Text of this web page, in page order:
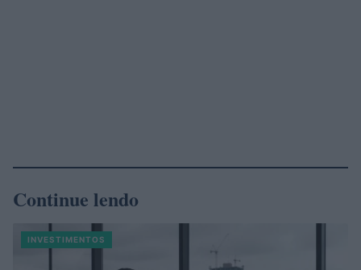
Continue lendo
INVESTIMENTOS